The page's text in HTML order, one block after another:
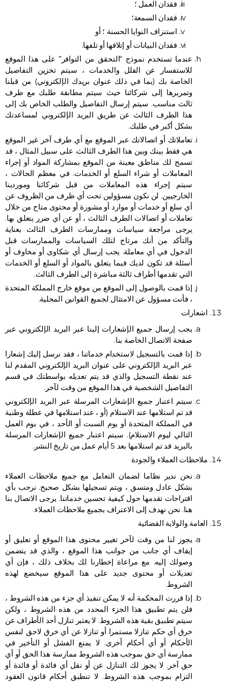
فقدان العمل ؛
فقدان السمعة؛
استنزاف النوايا الحسنة ؛ أو
فقدان البيانات أو إتلافها أو تلفها.
عندما تستخدم نموذج “التحقق من التوافر” على هذا الموقع
للاستفسار عن الفلل والخدمات ، سيتم تخزين التفاصيل
الخاصة بك (بما في ذلك عنوان بريدك الإلكتروني) من قبلنا
وتمريرها إلى شركائنا حيث سيتم مطابقة طلبك مع طرف
ثالث مناسب. سيتم إرسال التفاصيل والطلب الخاص بك إلى
هذا الطرف الثالث عن طريق البريد الإلكتروني لمساعدتك
بشكل أكبر في طلبك.
تعاملاتك أو اتصالاتك عبر الموقع مع أي طرف آخر غير الموقع
هي فقط بينك وبين هذا الطرف الثالث. على سبيل المثال ، قد
تسمح لك مناطق معينة من الموقع بمشاركة المواد أو إجراء
المعاملات أو شراء السلع أو الخدمات. في معظم الحالات ،
سيتم إجراء هذه المعاملات من قبل شركائنا وموردينا
الخارجيين. لن نكون مسؤولين تحت أي ظرف من الظروف عن
أي سلع أو خدمات أو موارد أو مشورة أو محتوى متاح من خلال
تعاملات أو اتصالات الطرف الثالث ، أو عن أي ضرر يتعلق بها.
يرجى مراجعة سياسات وممارسات الطرف الثالث بعناية
والتأكد من أنك مرتاح لتلك السياسات والممارسات قبل
الدخول في أي معاملة. يجب إرسال أي شكاوى أو مخاوف أو
أسئلة قد تكون لديك فيما يتعلق بالمواد أو السلع أو الخدمات
التي تقدمها أطراف ثالثة مباشرة إلى الطرف الثالث.
إذا قمت بالوصول إلى الموقع من موقع خارج المملكة المتحدة
، فأنت مسؤول عن الامتثال لجميع القوانين المحلية.
اشعارات
يجب إرسال جميع الإشعارات إلينا عبر البريد الإلكتروني عبر
صفحة الاتصال الخاصة بنا.
إذا قمت بالتسجيل لاستخدام خدماتنا ، فقد نرسل إليك إشعارا
عبر البريد الإلكتروني على عنوان البريد الإلكتروني المقدم لنا
عند نقطة التسجيل والذي قد يتم تعديله بواسطتك في قسم
التفاصيل الشخصية في هذا الموقع من وقت لآخر.
سيتم اعتبار جميع الإشعارات المرسلة عبر البريد الإلكتروني
قد تم استلامها عند الاستلام (أو ، عند استلامها في عطلة وطنية
في المملكة المتحدة أو يوم السبت أو الأحد ، في يوم العمل
التالي ليوم الاستلام). سيتم اعتبار جميع الإشعارات المرسلة
بالبريد قد تم استلامها بعد 5 أيام عمل من تاريخ النشر.
ملاحظات العملاء والجودة
نحن ندير نظاما لضمان التعامل مع جميع ملاحظات العملاء
بشكل عادل ومتسق ، ويتم تسجيلها بشكل صحيح. نرحب بأي
اقتراحات تقدمها حول كيفية تحسين خدماتنا. يرجى الاتصال بنا
هنا. نحن نهدف إلى الاعتراف بجميع ملاحظات العملاء.
العامة والولاية القضائية
يجوز لنا من وقت لآخر تغيير محتوى هذا الموقع أو تعليق أو
إيقاف أي جانب من جوانب هذا الموقع ، والذي قد يتضمن
وصولك إليه. مع مراعاة إخطارنا لك بخلاف ذلك ، فإن أي
تعديلات أو محتوى جديد على هذا الموقع سيخضع لهذه
الشروط.
إذا قررت المحكمة أنه لا يمكن تنفيذ أي جزء من هذه الشروط ،
فلن يتم تطبيق هذا الجزء المحدد من هذه الشروط ، ولكن
سيتم تطبيق بقية هذه الشروط. لا يعتبر تنازل أحد الأطراف عن
خرق أي حكم تنازلا مستمرا أو تنازلا عن أي خرق لاحق لنفس
الأحكام أو أي أحكام أخرى. لا يمنع الفشل أو التأخير في
ممارسة أي حق بموجب هذه الشروط ممارسة هذا الحق أو أي
حق آخر. لا يجوز لك التنازل عن أو نقل أي فائدة أو فائدة أو
التزام بموجب هذه الشروط. لا تنطبق أحكام قانون العقود